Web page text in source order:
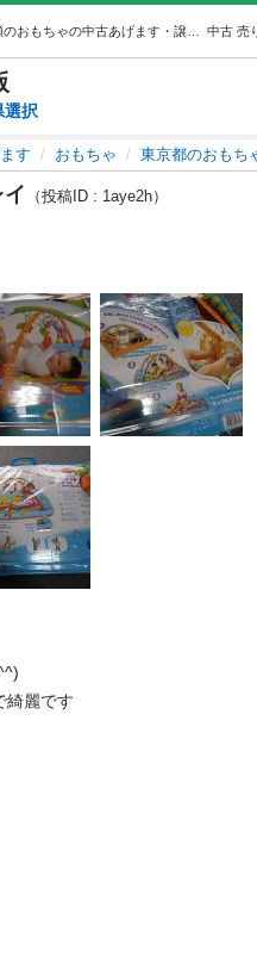
中古 売
選択
す おもちゃ 東京都のおもち
（投稿ID : 1aye2h）
綺麗です